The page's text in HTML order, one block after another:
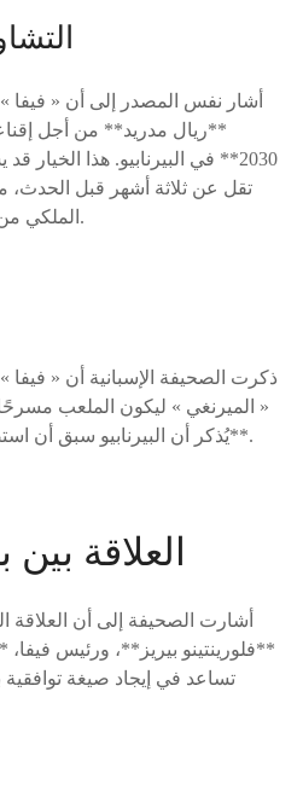
أشار نفس المصدر إلى أن « فيفا
**ريال مدريد** من أجل
2030** في البيرنابيو. هذا الخيار
تقل عن ثلاثة أشهر قبل الحدث،
الملكي من الناحيتين المالية والرياضية.
ذكرت الصحيفة الإسبانية أن «
« الميرنغي » ليكون الملعب
يُذكر أن البيرنابيو سبق أن استضاف **نهائي مونديال 1982**.
العلاقة بين
أشارت الصحيفة إلى أن العلاقة
**فلورينتينو بيريز**، ورئيس فيفا،
تساعد في إيجاد صيغة توافقية